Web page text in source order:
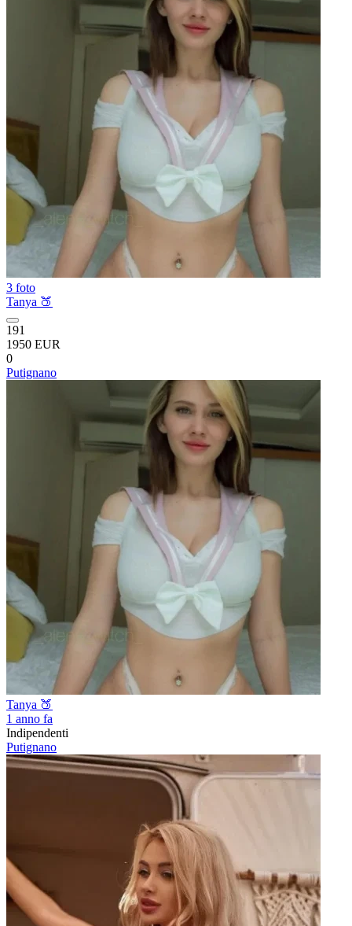
3 foto
Tanya 🍑
191
1950 EUR
0
Putignano
Tanya 🍑
1 anno fa
Indipendenti
Putignano